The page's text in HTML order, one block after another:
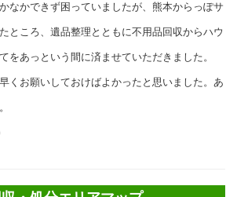
なかできず困っていましたが、熊本からっぽサ
ところ、遺品整理とともに不用品回収からハウ
をあっという間に済ませていただきました。
くお願いしておけばよかったと思いました。あ